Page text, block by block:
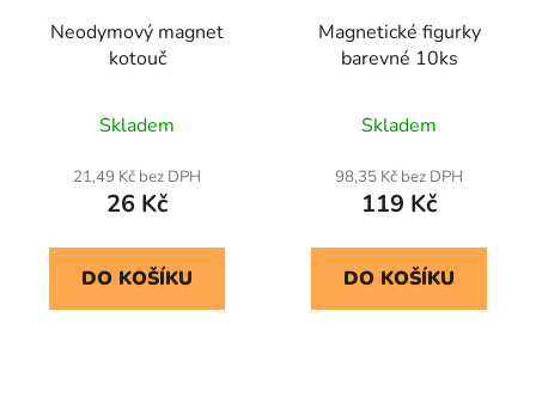
Neodymový magnet
kotouč
Skladem
21,49 Kč bez DPH
26 Kč
DO KOŠÍKU
Magnetické figurky
barevné 10ks
Skladem
98,35 Kč bez DPH
119 Kč
DO KOŠÍKU